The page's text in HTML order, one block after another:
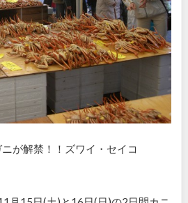
が解禁！！ズワイ・セイコ